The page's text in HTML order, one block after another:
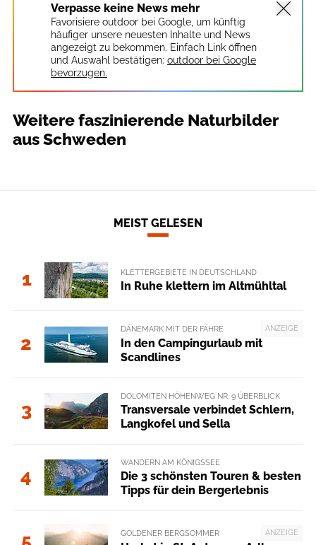
Verpasse keine News mehr
Favorisiere outdoor bei Google, um künftig
häufiger unsere neuesten Inhalte und News
angezeigt zu bekommen. Einfach Link öffnen
und Auswahl bestätigen: outdoor bei Google
bevorzugen.
Weitere faszinierende Naturbilder
aus Schweden
MEIST GELESEN
1 KLETTERGEBIETE IN DEUTSCHLAND
In Ruhe klettern im Altmühltal
2
ANZEIGE
DÄNEMARK MIT DER FÄHRE
In den Campingurlaub mit
Scandlines
3
DOLOMITEN HÖHENWEG NR. 9 ÜBERBLICK
Transversale verbindet Schlern,
Langkofel und Sella
4
WANDERN AM KÖNIGSSEE
Die 3 schönsten Touren & besten
Tipps für dein Bergerlebnis
5 ANZEIGE
GOLDENER BERGSOMMER